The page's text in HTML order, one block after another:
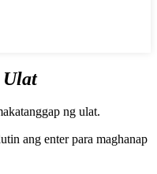
Ulat
ng ulat.
ang enter para maghanap